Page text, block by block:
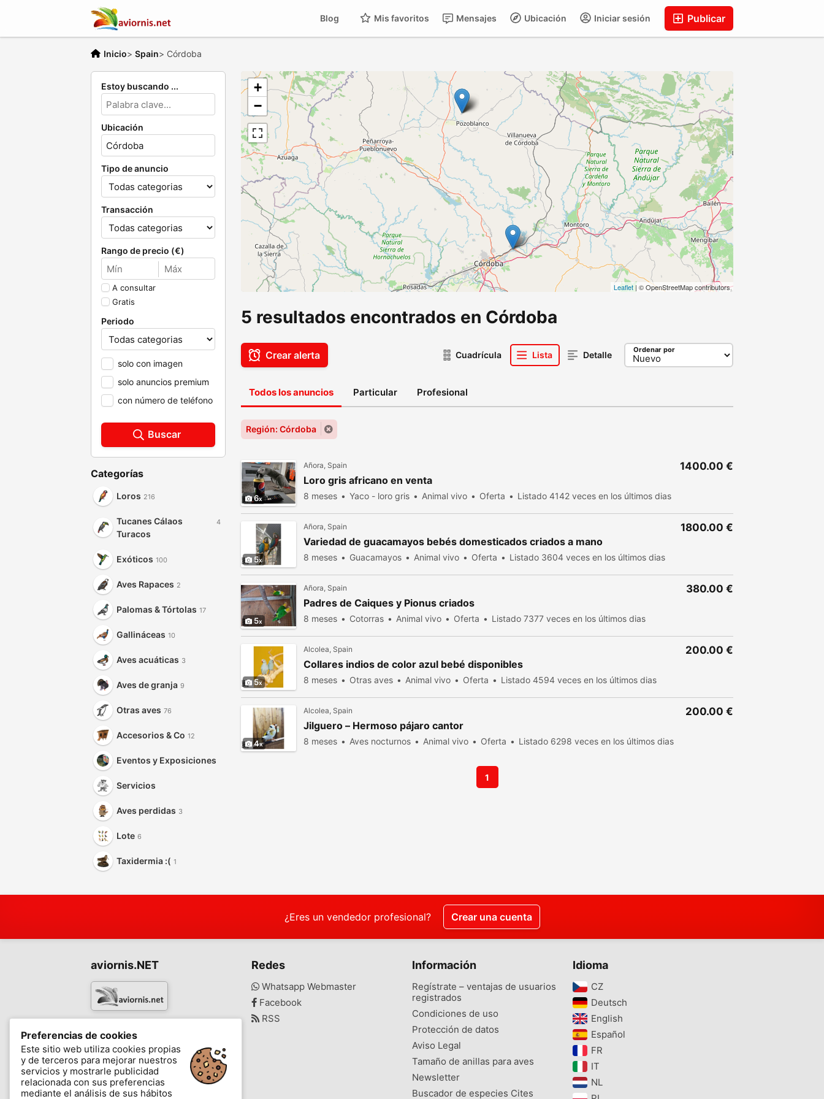
Publicar
Iniciar sesión
Ubicación
Mensajes
Mis favoritos
Blog
Inicio> Spain> Córdoba
Estoy buscando ...
Ubicación
Tipo de anuncio
Transacción
Rango de precio (€)
A consultar
Gratis
Periodo
solo con imagen
solo anuncios premium
con número de teléfono
Buscar
Categorías
Loros 216
Tucanes Cálaos
Turacos
4
Exóticos 100
Aves Rapaces 2
Palomas & Tórtolas 17
Gallináceas 10
Aves acuáticas 3
Aves de granja 9
Otras aves 76
Accesorios & Co 12
Eventos y Exposiciones
Servicios
Aves perdidas 3
Lote 6
Taxidermia :( 1
+
−
Leaflet | © OpenStreetMap contributors
5 resultados encontrados en Córdoba
Crear alerta Cuadrícula Lista Detalle Ordenar por
Todos los anuncios Particular Profesional
Región: Córdoba
6
Añora, Spain
Loro gris africano en venta
8 meses Yaco - loro gris Animal vivo Oferta Listado 4142 veces en los últimos dias
1400.00 €
5
Añora, Spain
Variedad de guacamayos bebés domesticados criados a mano
8 meses Guacamayos Animal vivo Oferta Listado 3604 veces en los últimos dias
1800.00 €
5
Añora, Spain
Padres de Caiques y Pionus criados
8 meses Cotorras Animal vivo Oferta Listado 7377 veces en los últimos dias
380.00 €
5
Alcolea, Spain
Collares indios de color azul bebé disponibles
8 meses Otras aves Animal vivo Oferta Listado 4594 veces en los últimos dias
200.00 €
4
Alcolea, Spain
Jilguero – Hermoso pájaro cantor
8 meses Aves nocturnos Animal vivo Oferta Listado 6298 veces en los últimos dias
200.00 €
1
¿Eres un vendedor profesional? Crear una cuenta
aviornis.NET
-
Mensajes Mis favoritos Blog
Redes
Whatsapp Webmaster
Facebook
RSS
Información
Regístrate – ventajas de usuarios
registrados
Condiciones de uso
Protección de datos
Aviso Legal
Tamaño de anillas para aves
Newsletter
Buscador de especies Cites
Idioma
CZ‎
Deutsch‎
English‎
Español‎
FR‎
IT‎
NL‎
Preferencias de cookies
Este sitio web utiliza cookies propias
y de terceros para mejorar nuestros
servicios y mostrarle publicidad
relacionada con sus preferencias
mediante el análisis de sus hábitos